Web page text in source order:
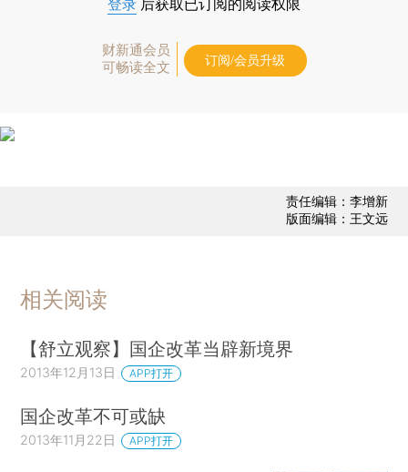
登录 后获取已订阅的阅读权限
财新通会员
可畅读全文
订阅/会员升级
责任编辑：李增新
版面编辑：王文远
相关阅读
【舒立观察】国企改革当辟新境界
2013年12月13日 APP打开
国企改革不可或缺
2013年11月22日 APP打开